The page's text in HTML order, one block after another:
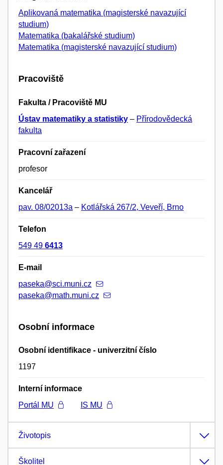
Aplikovaná matematika (magisterské navazující
studium)
Matematika (bakalářské studium)
Matematika (magisterské navazující studium)
Pracoviště
Fakulta / Pracoviště MU
Ústav matematiky a statistiky – Přírodovědecká
fakulta
Pracovní zařazení
profesor
Kancelář
pav. 08/02013a – Kotlářská 267/2, Veveří, Brno
Telefon
549 49 6413
E-mail
paseka@sci.muni.cz
paseka@math.muni.cz
Osobní informace
Osobní identifikace - univerzitní číslo
1197
Interní informace
Portál MU
IS MU
Životopis
Školitel